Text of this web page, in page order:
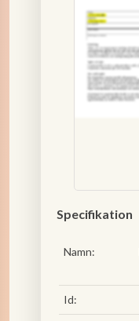
Specifikation
Namn:
Id: